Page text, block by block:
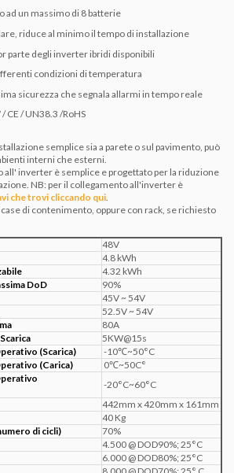
ad un massimo di 8 batterie
riduce al minimo il tempo di installazione
parte degli inverter ibridi disponibili
condizioni di temperatura
sicurezza che segnala allarmi in tempo reale
CE / UN38.3 /RoHS
semplice sia a parete o sul pavimento, può
interni che esterni.
all' inverter è semplice e progettato per la riduzione
NB: per il collegamento all'inverter è
che trovi cliccando qui.
di contenimento, oppure con rack, se richiesto
48V
4.8 kWh
4.32 kWh
DoD
90%
45V ~ 54V
52.5V ~ 54V
80A
5KW@15s
(Scarica)
-10℃~50°C
(Carica)
0℃~50C°
-20°C~60°C
442mm x 420mm x 161mm
40 Kg
di cicli)
70%
4.500 @ DOD90%; 25°C
6.000 @ DOD80%; 25°C